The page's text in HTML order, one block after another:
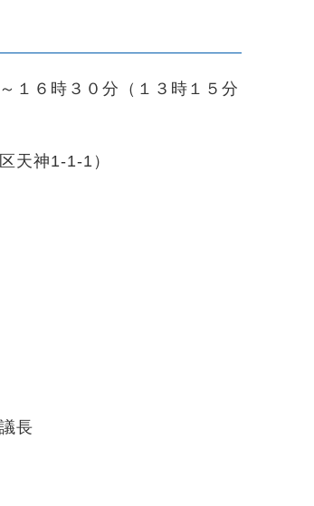
１６時３０分（１３時１５分
神1-1-1）
長